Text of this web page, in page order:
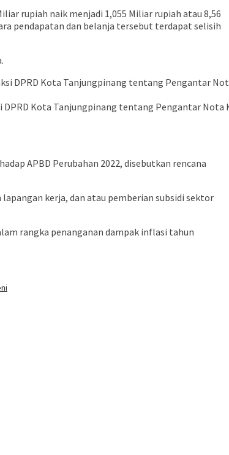
rupiah naik menjadi 1,055 Miliar rupiah atau 8,56
pendapatan dan belanja tersebut terdapat selisih
Kota Tanjungpinang tentang Pengantar Nota
APBD Perubahan 2022, disebutkan rencana
kerja, dan atau pemberian subsidi sektor
rangka penanganan dampak inflasi tahun